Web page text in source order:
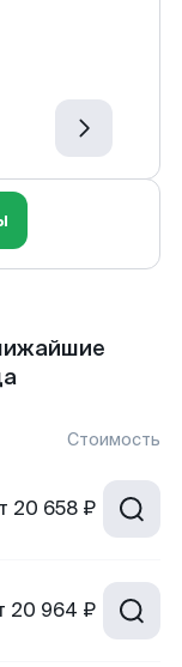
Стоимость
20 658 ₽
20 964 ₽